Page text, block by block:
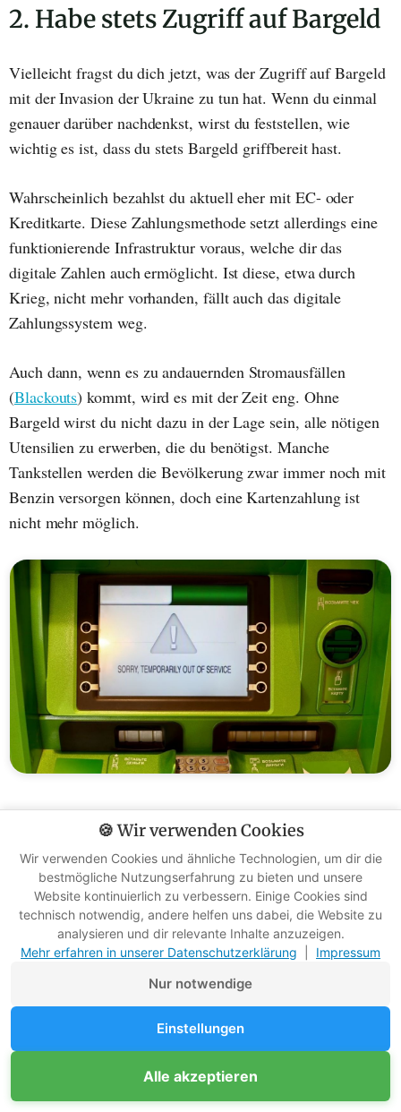
2. Habe stets Zugriff auf Bargeld
Vielleicht fragst du dich jetzt, was der Zugriff auf Bargeld
mit der Invasion der Ukraine zu tun hat. Wenn du einmal
genauer darüber nachdenkst, wirst du feststellen, wie
wichtig es ist, dass du stets Bargeld griffbereit hast.
Wahrscheinlich bezahlst du aktuell eher mit EC- oder
Kreditkarte. Diese Zahlungsmethode setzt allerdings eine
funktionierende Infrastruktur voraus, welche dir das
digitale Zahlen auch ermöglicht. Ist diese, etwa durch
Krieg, nicht mehr vorhanden, fällt auch das digitale
Zahlungssystem weg.
Auch dann, wenn es zu andauernden Stromausfällen
(Blackouts) kommt, wird es mit der Zeit eng. Ohne
Bargeld wirst du nicht dazu in der Lage sein, alle nötigen
Utensilien zu erwerben, die du benötigst. Manche
Tankstellen werden die Bevölkerung zwar immer noch mit
Benzin versorgen können, doch eine Kartenzahlung ist
nicht mehr möglich.
Bevor du also weder Bargeld von der Bank abheben noch
digital bezahlen kannst, sorge lieber dafür, dass du stets
Zugriff auf eine angemessene Menge Bargeld hast, die du
im Fall der Fälle einsetzen kannst.
3. Bereite deine medizinische
Versorgung vor
Wie dir sicher bewusst ist, kann es insbesondere in
Ausnahmeszenarien zu Verletzungen und Krankheiten
kommen. Auch darauf solltest du stets vorbereitet sein.
Unterstütze Survival-Kompass
🍪 Wir verwenden Cookies
Wir verwenden Cookies und ähnliche Technologien, um dir die
bestmögliche Nutzungserfahrung zu bieten und unsere
Website kontinuierlich zu verbessern. Einige Cookies sind
technisch notwendig, andere helfen uns dabei, die Website zu
analysieren und dir relevante Inhalte anzuzeigen.
Mehr erfahren in unserer Datenschutzerklärung
Impressum
Nur notwendige
Einstellungen
Alle akzeptieren